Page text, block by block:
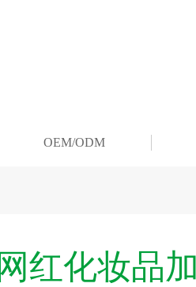
OEM/ODM
红化妆品